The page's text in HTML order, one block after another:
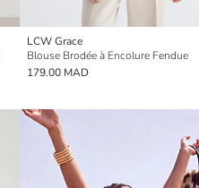
LCW Grace
Blouse Brodée à Encolure Fendue
179.00 MAD